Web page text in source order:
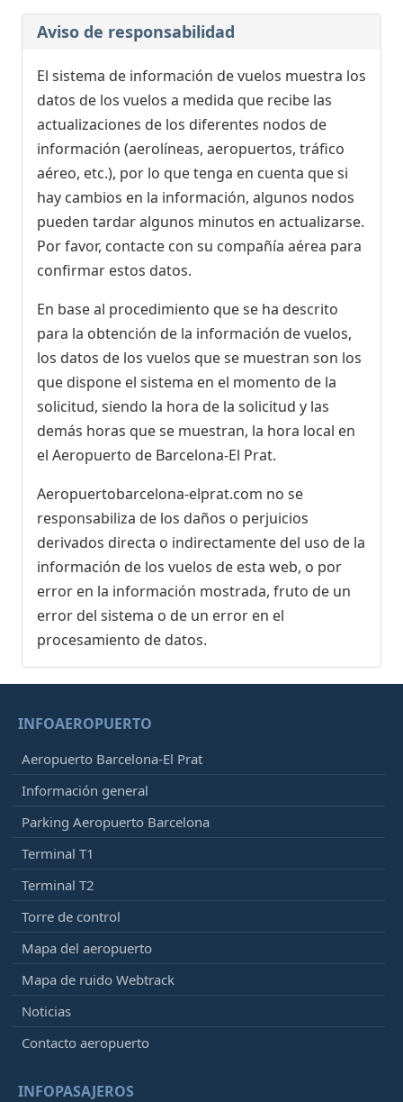
Aviso de responsabilidad
El sistema de información de vuelos muestra los
datos de los vuelos a medida que recibe las
actualizaciones de los diferentes nodos de
información (aerolíneas, aeropuertos, tráfico
aéreo, etc.), por lo que tenga en cuenta que si
hay cambios en la información, algunos nodos
pueden tardar algunos minutos en actualizarse.
Por favor, contacte con su compañía aérea para
confirmar estos datos.
En base al procedimiento que se ha descrito
para la obtención de la información de vuelos,
los datos de los vuelos que se muestran son los
que dispone el sistema en el momento de la
solicitud, siendo la hora de la solicitud y las
demás horas que se muestran, la hora local en
el Aeropuerto de Barcelona-El Prat.
Aeropuertobarcelona-elprat.com no se
responsabiliza de los daños o perjuicios
derivados directa o indirectamente del uso de la
información de los vuelos de esta web, o por
error en la información mostrada, fruto de un
error del sistema o de un error en el
procesamiento de datos.
INFOAEROPUERTO
Aeropuerto Barcelona-El Prat
Información general
Parking Aeropuerto Barcelona
Terminal T1
Terminal T2
Torre de control
Mapa del aeropuerto
Mapa de ruido Webtrack
Noticias
Contacto aeropuerto
INFOPASAJEROS